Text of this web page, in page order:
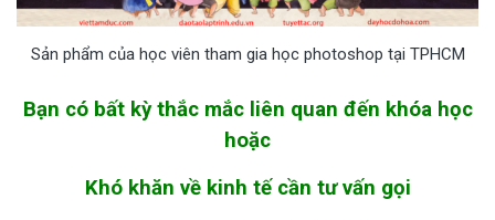
Sản phẩm của học viên tham gia học photoshop tại TPHCM
Bạn có bất kỳ thắc mắc liên quan đến khóa học
hoặc
Khó khăn về kinh tế cần tư vấn gọi